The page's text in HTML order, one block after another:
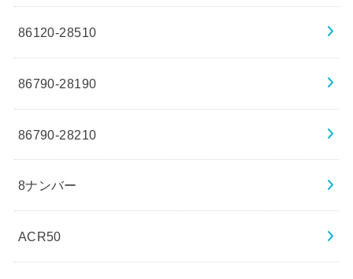
86120-28510
86790-28190
86790-28210
8ナンバー
ACR50